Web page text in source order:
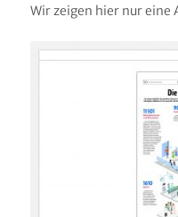
Wir zeigen hier nur eine